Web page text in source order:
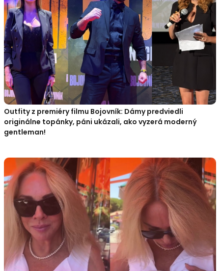
Outfity z premiéry filmu Bojovník: Dámy predviedli
originálne topánky, páni ukázali, ako vyzerá moderný
gentleman!